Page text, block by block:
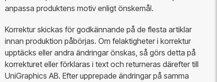
anpassa produktens motiv enligt önskemål.
Korrektur skickas för godkännande på de flesta artiklar
innan produktion påbörjas. Om felaktigheter i korrektur
upptäcks eller andra ändringar önskas, så görs detta på
korrekturet eller förklaras i text och returneras därefter till
UniGraphics AB. Efter upprepade ändringar på samma